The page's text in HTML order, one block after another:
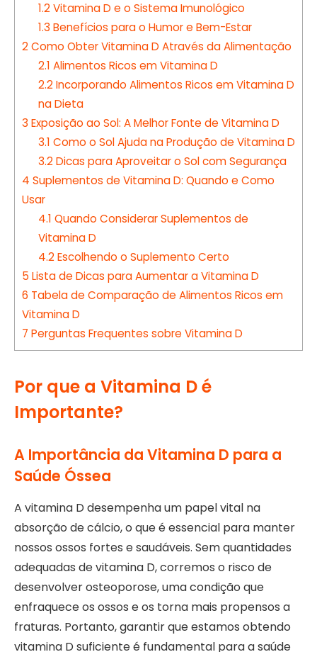
1.2Vitamina D e o Sistema Imunológico
1.3 Benefícios para o Humor e Bem-Estar
2Como Obter Vitamina D Através da Alimentação
2.1 Alimentos Ricos em Vitamina D
2.2Incorporando Alimentos Ricos em Vitamina D
na Dieta
3 Exposição ao Sol: A Melhor Fonte de Vitamina D
3.1 Como o Sol Ajuda na Produção de Vitamina D
3.2Dicas para Aproveitar o Sol com Segurança
4 Suplementos de Vitamina D: Quando e Como
Usar
4.1 Quando Considerar Suplementos de
Vitamina D
4.2Escolhendo o Suplemento Certo
5 Lista de Dicas para Aumentar a Vitamina D
6 Tabela de Comparação de Alimentos Ricos em
Vitamina D
7 Perguntas Frequentes sobre Vitamina D
Por que a Vitamina D é
Importante?
A Importância da Vitamina D para a
Saúde Óssea
A vitamina D desempenha um papel vital na
absorção de cálcio, o que é essencial para manter
nossos ossos fortes e saudáveis. Sem quantidades
adequadas de vitamina D, corremos o risco de
desenvolver osteoporose, uma condição que
enfraquece os ossos e os torna mais propensos a
fraturas. Portanto, garantir que estamos obtendo
vitamina D suficiente é fundamental para a saúde